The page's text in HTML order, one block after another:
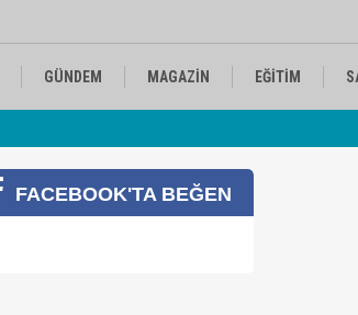
GÜNDEM MAGAZİN EĞİTİM
FACEBOOK'TA BEĞEN